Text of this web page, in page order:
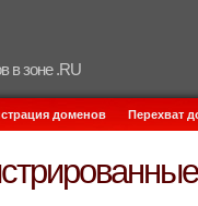
в зоне .RU
доменов Перехват